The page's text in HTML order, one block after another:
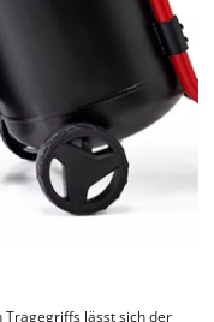
lässt sich der